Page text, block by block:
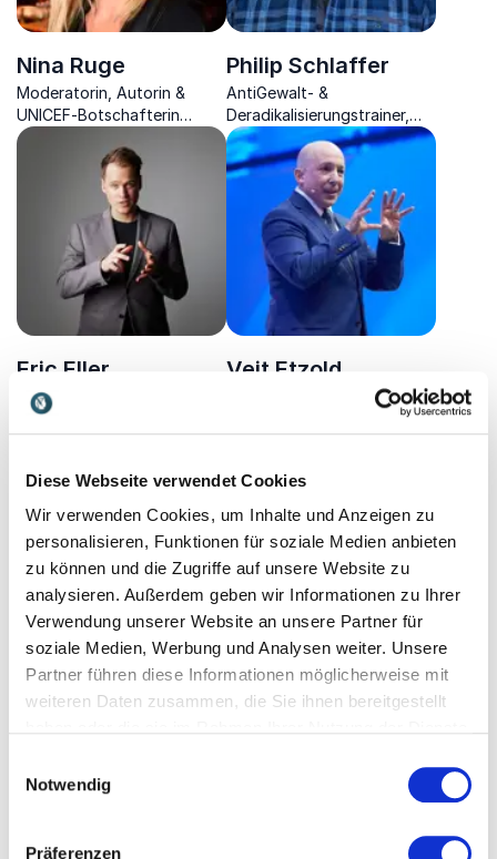
Diese Webseite verwendet Cookies
Wir verwenden Cookies, um Inhalte und Anzeigen zu
personalisieren, Funktionen für soziale Medien anbieten
zu können und die Zugriffe auf unsere Website zu
analysieren. Außerdem geben wir Informationen zu Ihrer
Verwendung unserer Website an unsere Partner für
soziale Medien, Werbung und Analysen weiter. Unsere
Partner führen diese Informationen möglicherweise mit
weiteren Daten zusammen, die Sie ihnen bereitgestellt
Notwendig
Präferenzen
Nina Ruge
Moderatorin, Autorin &
UNICEF-Botschafterin
verhilft mit innovativen
Methoden, inneren Stress
auszubalancieren.
Philip Schlaffer
AntiGewalt- &
Deradikalisierungstrainer,
Ex-Krimineller der über
Führung und Management in
Organisationen reflektiert.
Eric Eller
Experte und inspirierender
Keynote-Speaker für
Vertrauen, Psychologische
Architekt des Vertrauens für
erfolgreiche Teams,
Projekte und Organisationen
Veit Etzold
Experte für strategische
Kommunikation, gibt neue
Differenzierung.
Rebekka Ilgner
Erfahrene Führungskraft
gelingt.
Sascha Stegemann
FIFA-zertifizierter